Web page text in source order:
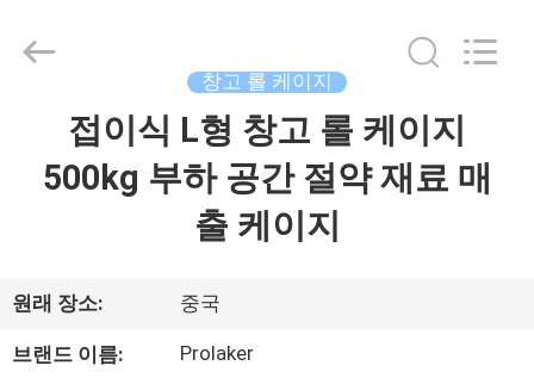
소
개
2017
AUTOPARTS
CO.,LIMITED.
Reserved.
창고 롤 케이지
접이식 L형 창고 롤 케이지
500kg 부하 공간 절약 재료 매
출 케이지
원래 장소: 중국
브랜드 이름: Prolaker